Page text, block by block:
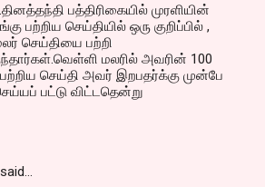
பத்திரிகையில் முரளியின்
பற்றிய செய்தியில் ஒரு குறிப்பில் ,
செய்தியை பற்றி
மலரில் அவரின் 100
செய்தி அவர் இறபதர்க்கு முன்பே
பட்டு விட்டதென்று
said…